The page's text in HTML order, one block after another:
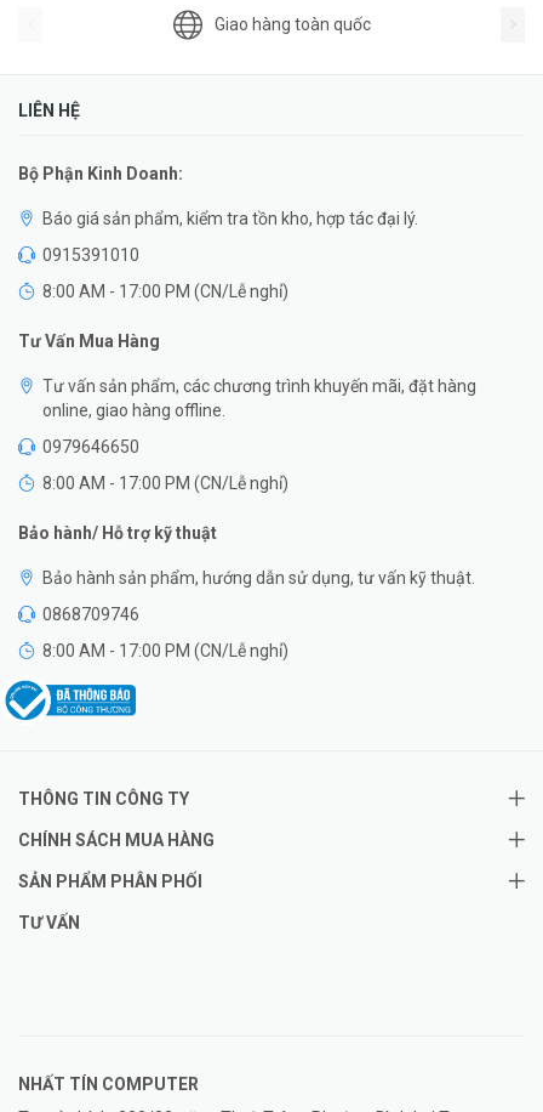
Giao hàng toàn quốc
LIÊN HỆ
Bộ Phận Kinh Doanh:
Báo giá sản phẩm, kiểm tra tồn kho, hợp tác đại lý.
0915391010
8:00 AM - 17:00 PM (CN/Lễ nghỉ)
Tư Vấn Mua Hàng
Tư vấn sản phẩm, các chương trình khuyến mãi, đặt hàng
online, giao hàng offline.
0979646650
8:00 AM - 17:00 PM (CN/Lễ nghỉ)
Bảo hành/ Hỗ trợ kỹ thuật
Bảo hành sản phẩm, hướng dẫn sử dụng, tư vấn kỹ thuật.
0868709746
8:00 AM - 17:00 PM (CN/Lễ nghỉ)
THÔNG TIN CÔNG TY
CHÍNH SÁCH MUA HÀNG
SẢN PHẨM PHÂN PHỐI
TƯ VẤN
NHẤT TÍN COMPUTER